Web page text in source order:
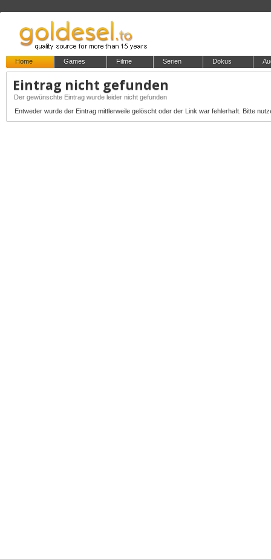
Home Games Filme Serien Dokus
Eintrag nicht gefunden
Der gewünschte Eintrag wurde leider nicht gefunden
Entweder wurde der Eintrag mittlerweile gelöscht oder der Link war fehlerhaft. Bitte